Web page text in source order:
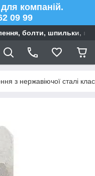
компаній.
09 99
болти, шпильки,
з нержавіючої сталі